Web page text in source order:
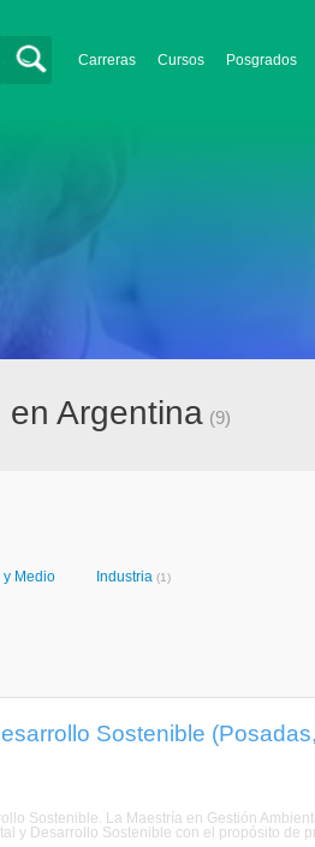
Carreras Cursos Posgrados
Argentina (9)
Medio
Industria (1)
Sostenible (Posadas,
Sostenible. La Maestría en Gestión
y Desarrollo Sostenible con el propósito de